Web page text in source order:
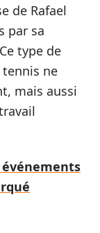
de Rafael
par sa
type de
ne
mais aussi
événements